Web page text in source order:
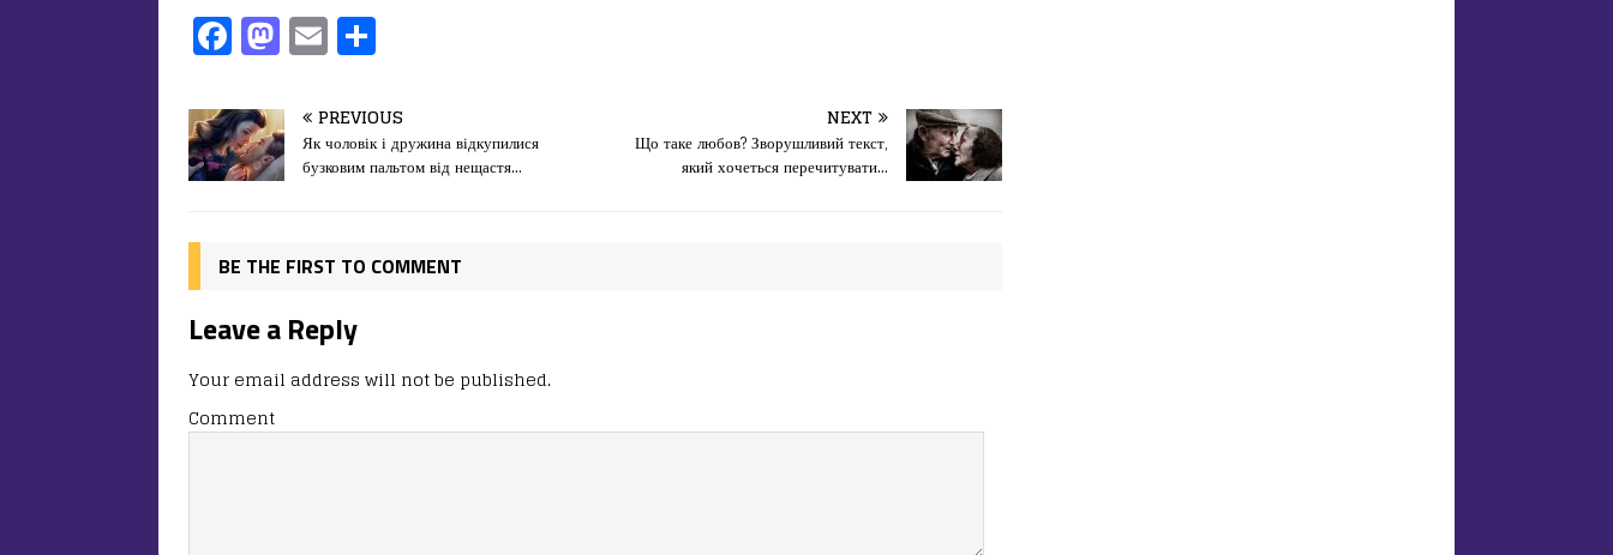
F
a
c
e
b
o
M
a
st
o
d
n
E
m
ai
l
іл
и
т
я
PREVIOUS
Як чоловік і дружина відкупилися
бузковим пальтом від нещастя…
NEXT
Що таке любов? Зворушливий текст,
який хочеться перечитувати…
BE THE FIRST TO COMMENT
Leave a Reply
Your email address will not be published.
Comment